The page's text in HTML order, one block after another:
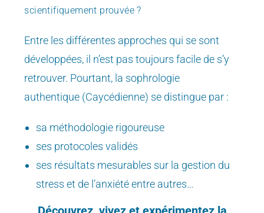
scientifiquement prouvée ?
Entre les différentes approches qui se sont
développées, il n’est pas toujours facile de s’y
retrouver. Pourtant, la sophrologie
authentique (Caycédienne) se distingue par :
sa méthodologie rigoureuse
ses protocoles validés
ses résultats mesurables sur la gestion du
stress et de l’anxiété entre autres…